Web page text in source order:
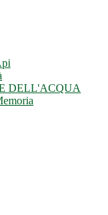
DELL'ACQUA